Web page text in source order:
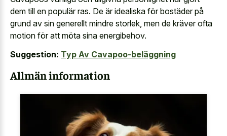
dem till en populär ras. De är idealiska för bostäder på
grund av sin generellt mindre storlek, men de kräver ofta
motion för att möta sina energibehov.
Suggestion: Typ Av Cavapoo-beläggning
Allmän information